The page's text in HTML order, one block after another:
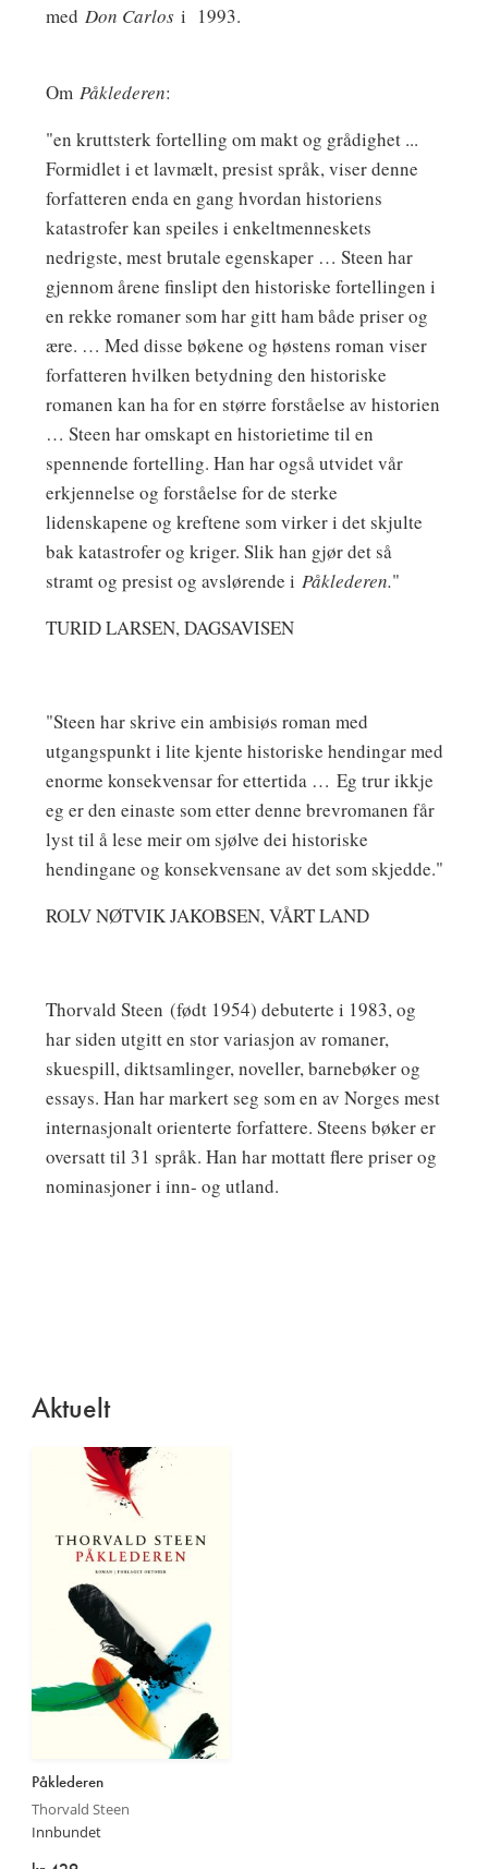
med Don Carlos i 1993.
Om Påklederen:
"en kruttsterk fortelling om makt og grådighet ...
Formidlet i et lavmælt, presist språk, viser denne
forfatteren enda en gang hvordan historiens
katastrofer kan speiles i enkeltmenneskets
nedrigste, mest brutale egenskaper … Steen har
gjennom årene finslipt den historiske fortellingen i
en rekke romaner som har gitt ham både priser og
ære. … Med disse bøkene og høstens roman viser
forfatteren hvilken betydning den historiske
romanen kan ha for en større forståelse av historien
… Steen har omskapt en historietime til en
spennende fortelling. Han har også utvidet vår
erkjennelse og forståelse for de sterke
lidenskapene og kreftene som virker i det skjulte
bak katastrofer og kriger. Slik han gjør det så
stramt og presist og avslørende i Påklederen."
TURID LARSEN, DAGSAVISEN
"Steen har skrive ein ambisiøs roman med
utgangspunkt i lite kjente historiske hendingar med
enorme konsekvensar for ettertida … Eg trur ikkje
eg er den einaste som etter denne brevromanen får
lyst til å lese meir om sjølve dei historiske
hendingane og konsekvensane av det som skjedde."
ROLV NØTVIK JAKOBSEN, VÅRT LAND
Thorvald Steen (født 1954) debuterte i 1983, og
har siden utgitt en stor variasjon av romaner,
skuespill, diktsamlinger, noveller, barnebøker og
essays. Han har markert seg som en av Norges mest
internasjonalt orienterte forfattere. Steens bøker er
oversatt til 31 språk. Han har mottatt flere priser og
nominasjoner i inn- og utland.
Aktuelt
Påklederen
Thorvald Steen
Innbundet